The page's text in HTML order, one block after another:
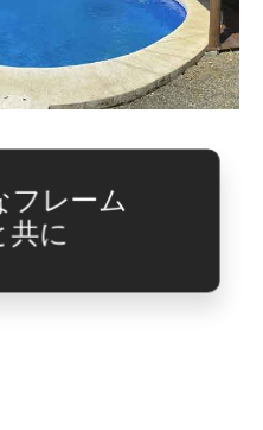
フレーム
共に